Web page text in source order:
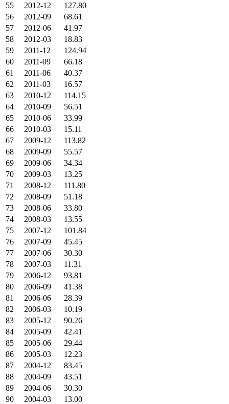
55
2012-12
127.80
56
2012-09
68.61
57
2012-06
41.97
58
2012-03
18.83
59
2011-12
124.94
60
2011-09
66.18
61
2011-06
40.37
62
2011-03
16.57
63
2010-12
114.15
64
2010-09
56.51
65
2010-06
33.99
66
2010-03
15.11
67
2009-12
113.82
68
2009-09
55.57
69
2009-06
34.34
70
2009-03
13.25
71
2008-12
111.80
72
2008-09
51.18
73
2008-06
33.80
74
2008-03
13.55
75
2007-12
101.84
76
2007-09
45.45
77
2007-06
30.30
78
2007-03
11.31
79
2006-12
93.81
80
2006-09
41.38
81
2006-06
28.39
82
2006-03
10.19
83
2005-12
90.26
84
2005-09
42.41
85
2005-06
29.44
86
2005-03
12.23
87
2004-12
83.45
88
2004-09
43.51
89
2004-06
30.30
90
2004-03
13.00